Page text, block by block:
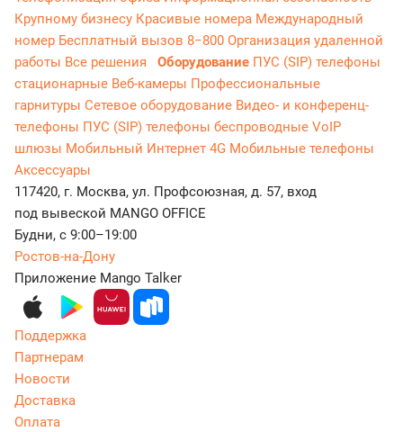
Крупному бизнесу Красивые номера Международный
номер Бесплатный вызов 8−800 Организация удаленной
работы Все решения Оборудование ПУС (SIP) телефоны
стационарные Веб-камеры Профессиональные
гарнитуры Сетевое оборудование Видео- и конференц-
телефоны ПУС (SIP) телефоны беспроводные VoIP
шлюзы Мобильный Интернет 4G Мобильные телефоны
Аксессуары
117420, г. Москва, ул. Профсоюзная, д. 57, вход
под вывеской MANGO OFFICE
Будни, с 9:00–19:00
Ростов-на-Дону
Приложение Mango Talker
Поддержка
Партнерам
Новости
Доставка
Оплата